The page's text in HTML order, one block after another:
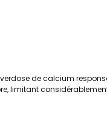
de calcium
limitant